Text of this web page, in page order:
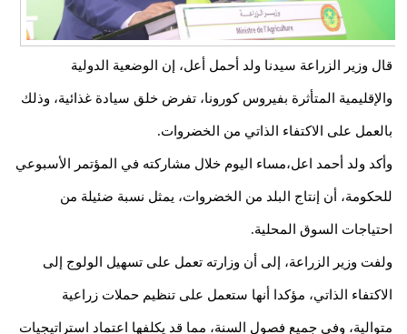
قال وزير الزراعة سيدنا ولد أحمل أعل، إن الوضعية الدولية
والإقليمية المتأثرة بفيروس كورونا، تفرض خلق سيادة غذائية، وذلك
بالعمل على الاكتفاء الذاتي من الخضروات.
وأكد ولد أحمد اعل،مساء اليوم خلال مشاركته في المؤتمر الأسبوعي
للحكومة، أن إنتاج البلد من الخضروات، يمثل نسبة ضئيلة من
احتياجات السوق المحلية.
ولفت وزير الزراعة، إلى أن وزارته تعمل على تسهيل الولوج إلى
الاكتفاء الذاتي، مؤكدا أنها ستعمل على تنظيم حملات زراعية
متوالية، وفي جميع فصول السنة، مما قد يكلفها اعتماد استراتيجيات